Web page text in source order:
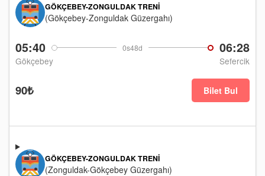
05:40 0s48d 06:28
Gökçebey Sefercik
GÖKÇEBEY-ZONGULDAK TRENI
(Gökçebey-Zonguldak Güzergahı)
90₺ Bilet Bul
GÖKÇEBEY-ZONGULDAK TRENI
(Zonguldak-Gökçebey Güzergahı)